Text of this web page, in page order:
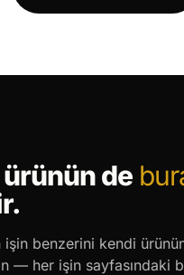
de
işin benzerini kendi
— her işin sayfasındaki